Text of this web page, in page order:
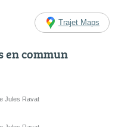
Trajet Maps
en commun
Jules Ravat